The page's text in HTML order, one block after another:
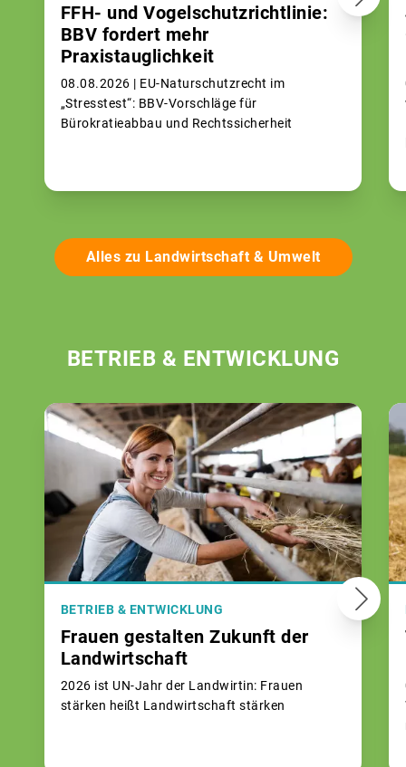
FFH- und Vogelschutzrichtlinie:
BBV fordert mehr
Praxistauglichkeit
08.08.2026 | EU-Naturschutzrecht im
„Stresstest“: BBV-Vorschläge für
Bürokratieabbau und Rechtssicherheit
Alles zu Landwirtschaft & Umwelt
BETRIEB & ENTWICKLUNG
BETRIEB & ENTWICKLUNG
Frauen gestalten Zukunft der
Landwirtschaft
2026 ist UN-Jahr der Landwirtin: Frauen
stärken heißt Landwirtschaft stärken